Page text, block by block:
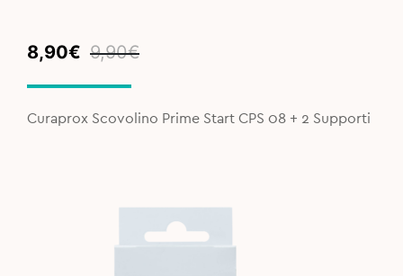
9,90€
Original
was:
9,90€.
8,90€
Current
is:
8,90€.
Curaprox Scovolino Prime Start CPS 08 + 2 Supporti